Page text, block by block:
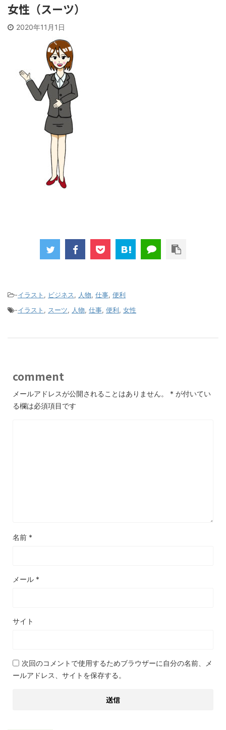
女性（スーツ）
2020年11月1日
-イラスト , ビジネス, 人物, 仕事, 便利
-イラスト , スーツ, 人物, 仕事, 便利, 女性
comment
メールアドレスが公開されることはありません。 * が付いてい
る欄は必須項目です
名前 *
メール *
サイト
次回のコメントで使用するためブラウザーに自分の名前、メ
ールアドレス、サイトを保存する。